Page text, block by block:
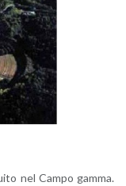
nel Campo gamma.